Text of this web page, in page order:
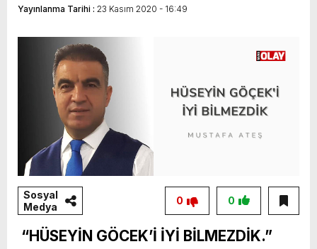
Yayınlanma Tarihi : 23 Kasım 2020 - 16:49
Sosyal
Medya
0
0
“HÜSEYİN GÖCEK’İ İYİ BİLMEZDİK.”